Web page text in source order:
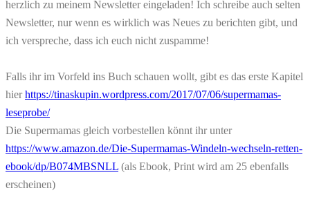
herzlich zu meinem Newsletter eingeladen! Ich schreibe auch selten
Newsletter, nur wenn es wirklich was Neues zu berichten gibt, und
ich verspreche, dass ich euch nicht zuspamme!
Falls ihr im Vorfeld ins Buch schauen wollt, gibt es das erste Kapitel
hierhttps://tinaskupin.wordpress.com/2017/07/06/supermamas-
leseprobe/
Die Supermamas gleich vorbestellen könnt ihr unter
https://www.amazon.de/Die-Supermamas-Windeln-wechseln-retten-
ebook/dp/B074MBSNLL (als Ebook, Print wird am 25 ebenfalls
erscheinen)